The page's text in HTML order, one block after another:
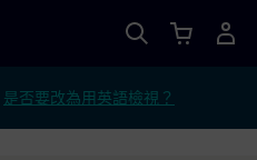
是否要改為用英語檢視？